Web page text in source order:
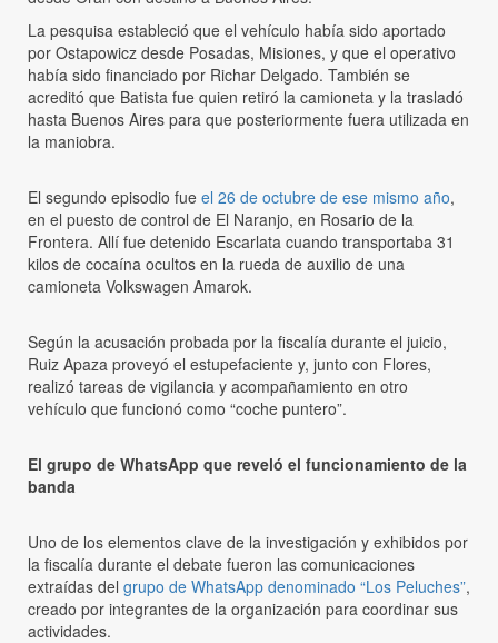
La pesquisa estableció que el vehículo había sido aportado
por Ostapowicz desde Posadas, Misiones, y que el operativo
había sido financiado por Richar Delgado. También se
acreditó que Batista fue quien retiró la camioneta y la trasladó
hasta Buenos Aires para que posteriormente fuera utilizada en
la maniobra.
El segundo episodio fue el 26 de octubre de ese mismo año,
en el puesto de control de El Naranjo, en Rosario de la
Frontera. Allí fue detenido Escarlata cuando transportaba 31
kilos de cocaína ocultos en la rueda de auxilio de una
camioneta Volkswagen Amarok.
Según la acusación probada por la fiscalía durante el juicio,
Ruiz Apaza proveyó el estupefaciente y, junto con Flores,
realizó tareas de vigilancia y acompañamiento en otro
vehículo que funcionó como “coche puntero”.
El grupo de WhatsApp que reveló el funcionamiento de la
banda
Uno de los elementos clave de la investigación y exhibidos por
la fiscalía durante el debate fueron las comunicaciones
extraídas del grupo de WhatsApp denominado “Los Peluches”,
creado por integrantes de la organización para coordinar sus
actividades.